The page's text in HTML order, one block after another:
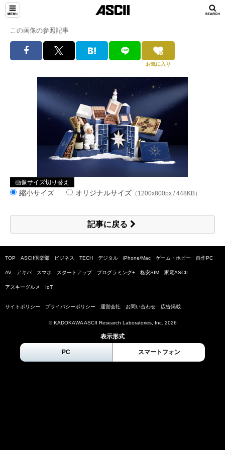
この画像の参照記事
お気に入り
画像サイズ切り替え
縮小サイズ オリジナルサイズ （1200x800px / 448KB）
記事に戻る
TOP ASCII倶楽部 ビジネス TECH デジタル iPhone/Mac ゲーム・ホビー 自作PC
AV アキバ スマホ スタートアップ プログラミング+ 格安SIM 家電ASCII
アスキーグルメ IoT
サイトポリシー プライバシーポリシー 運営会社 お問い合わせ 広告掲載
© KADOKAWA ASCII Research Laboratories, Inc. 2026
表示形式
PC スマートフォン